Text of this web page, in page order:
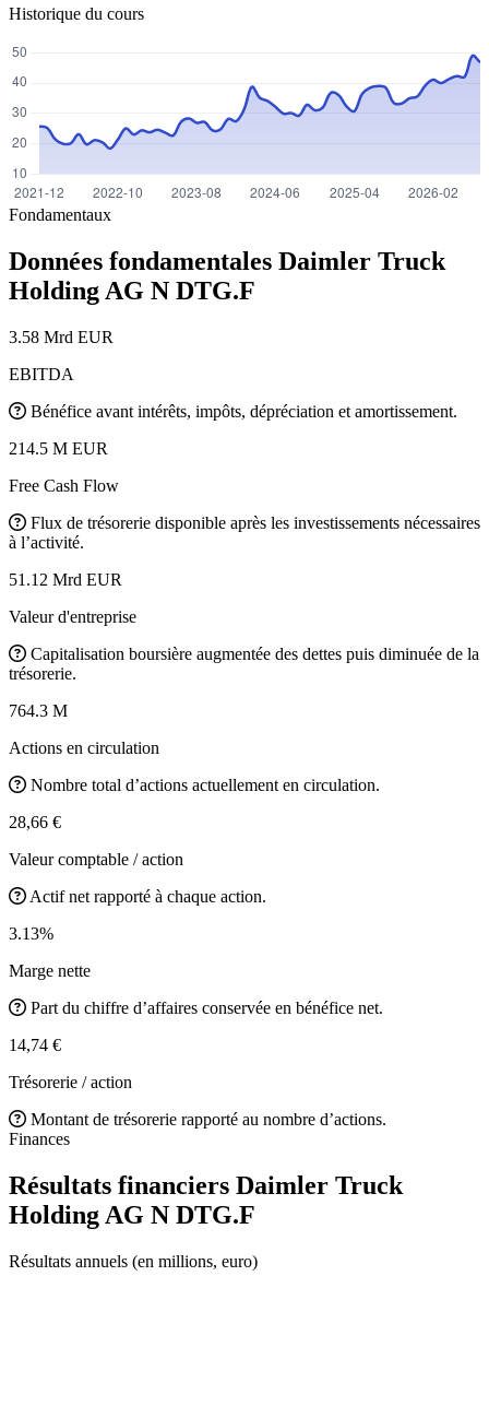
Historique du cours
Fondamentaux
Données fondamentales Daimler Truck
Holding AG N DTG.F
3.58 Mrd EUR
EBITDA
Bénéfice avant intérêts, impôts, dépréciation et amortissement.
214.5 M EUR
Free Cash Flow
Flux de trésorerie disponible après les investissements nécessaires
à l’activité.
51.12 Mrd EUR
Valeur d'entreprise
Capitalisation boursière augmentée des dettes puis diminuée de la
trésorerie.
764.3 M
Actions en circulation
Nombre total d’actions actuellement en circulation.
28,66 €
Valeur comptable / action
Actif net rapporté à chaque action.
3.13%
Marge nette
Part du chiffre d’affaires conservée en bénéfice net.
14,74 €
Trésorerie / action
Montant de trésorerie rapporté au nombre d’actions.
Finances
Résultats financiers Daimler Truck
Holding AG N DTG.F
Résultats annuels (en millions, euro)